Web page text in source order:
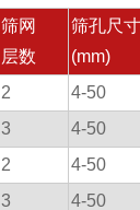
筛网
层数
筛孔尺寸
(mm)
2 4-50
3 4-50
2 4-50
3 4-50